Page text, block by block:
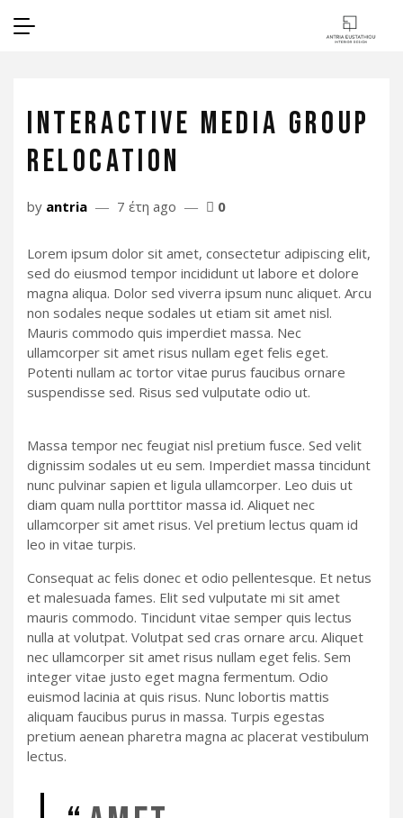
INTERACTIVE MEDIA GROUP
RELOCATION
by antria 7 έτη ago 0
Lorem ipsum dolor sit amet, consectetur adipiscing elit,
sed do eiusmod tempor incididunt ut labore et dolore
magna aliqua. Dolor sed viverra ipsum nunc aliquet. Arcu
non sodales neque sodales ut etiam sit amet nisl.
Mauris commodo quis imperdiet massa. Nec
ullamcorper sit amet risus nullam eget felis eget.
Potenti nullam ac tortor vitae purus faucibus ornare
suspendisse sed. Risus sed vulputate odio ut.
Massa tempor nec feugiat nisl pretium fusce. Sed velit
dignissim sodales ut eu sem. Imperdiet massa tincidunt
nunc pulvinar sapien et ligula ullamcorper. Leo duis ut
diam quam nulla porttitor massa id. Aliquet nec
ullamcorper sit amet risus. Vel pretium lectus quam id
leo in vitae turpis.
Consequat ac felis donec et odio pellentesque. Et netus
et malesuada fames. Elit sed vulputate mi sit amet
mauris commodo. Tincidunt vitae semper quis lectus
nulla at volutpat. Volutpat sed cras ornare arcu. Aliquet
nec ullamcorper sit amet risus nullam eget felis. Sem
integer vitae justo eget magna fermentum. Odio
euismod lacinia at quis risus. Nunc lobortis mattis
aliquam faucibus purus in massa. Turpis egestas
pretium aenean pharetra magna ac placerat vestibulum
lectus.